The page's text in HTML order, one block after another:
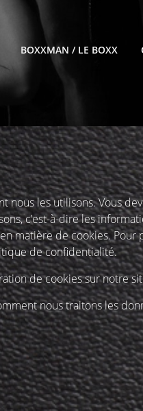
BOXXMAN / LE BOXX
nous les utilisons. Vous
c’est-à-dire les
matière de cookies. Pour
de confidentialité.
de cookies sur notre
nous traitons les